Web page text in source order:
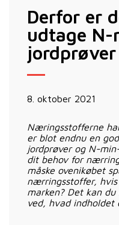
Derfor er
udtage N-
8. oktober 2021
Næringsstofferne
er blot endnu en
jordprøver og N-
dit behov for
måske ovenikøbet
nærringsstoffer,
marken? Det kan
ved, hvad indholdet